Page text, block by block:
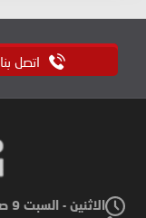
اتصل بنا
الاثنين - السبت 9 صباحًا إلى 8 مساءً | الأحد 9 صباحًا إلى 6 مساءً